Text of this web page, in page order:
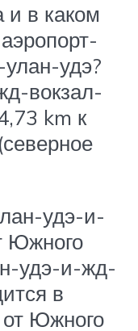
и в каком
удэ?
вокзал-
km к
удэ-и-
Южного
удэ-и-жд-
в
от Южного